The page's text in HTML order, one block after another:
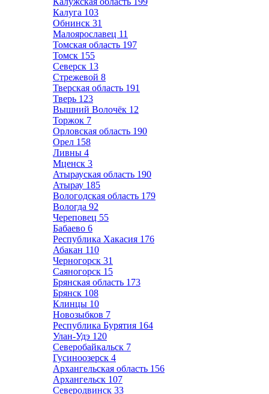
Калуга 103
Обнинск 31
Малоярославец 11
Томская область 197
Томск 155
Северск 13
Стрежевой 8
Тверская область 191
Тверь 123
Вышний Волочёк 12
Торжок 7
Орловская область 190
Орел 158
Ливны 4
Мценск 3
Атырауская область 190
Атырау 185
Вологодская область 179
Вологда 92
Череповец 55
Бабаево 6
Республика Хакасия 176
Абакан 110
Черногорск 31
Саяногорск 15
Брянская область 173
Брянск 108
Клинцы 10
Новозыбков 7
Республика Бурятия 164
Улан-Удэ 120
Северобайкальск 7
Гусиноозерск 4
Архангельская область 156
Архангельск 107
Северодвинск 33